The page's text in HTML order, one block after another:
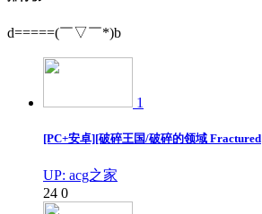
d=====(￣▽￣*)b
1
[PC+安卓][破碎王国/破碎的领域 Fractured
UP: acg之家
24 0